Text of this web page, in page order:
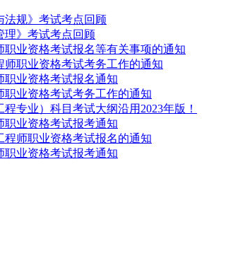
法规》考试考点回顾
理》考试考点回顾
职业资格考试报名等有关事项的通知
师职业资格考试考务工作的通知
职业资格考试报名通知
职业资格考试考务工作的通知
专业）科目考试大纲沿用2023年版！
职业资格考试报考通知
程师职业资格考试报名的通知
职业资格考试报考通知